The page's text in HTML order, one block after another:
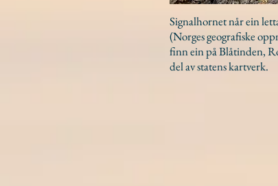
Signalhornet når ein
(Norges geografiske
finn ein på Blåtinden,
del av statens kartverk.